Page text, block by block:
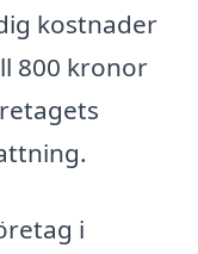
kostnader
800 kronor
i